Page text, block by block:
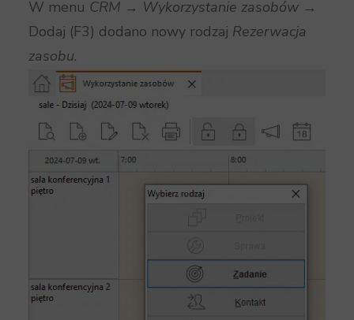
W menu CRM → Wykorzystanie zasobów →
Dodaj (F3) dodano nowy rodzaj Rezerwacja
zasobu.